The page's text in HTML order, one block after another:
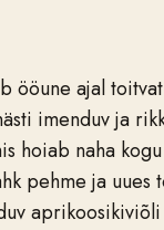
ööune ajal
imenduv ja
hoiab naha
pehme ja uues